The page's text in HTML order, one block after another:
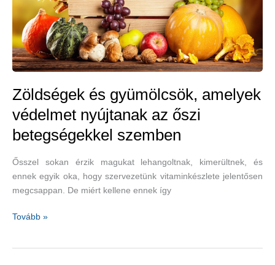
Zöldségek és gyümölcsök, amelyek
védelmet nyújtanak az őszi
betegségekkel szemben
Ősszel sokan érzik magukat lehangoltnak, kimerültnek, és
ennek egyik oka, hogy szervezetünk vitaminkészlete jelentősen
megcsappan. De miért kellene ennek így
Zöldségek
Tovább »